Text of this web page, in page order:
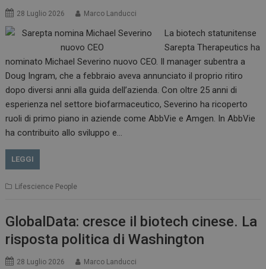
28 Luglio 2026 Marco Landucci
La biotech statunitense
Sarepta Therapeutics ha
nominato Michael Severino nuovo CEO. Il manager subentra a
Doug Ingram, che a febbraio aveva annunciato il proprio ritiro
dopo diversi anni alla guida dell’azienda. Con oltre 25 anni di
esperienza nel settore biofarmaceutico, Severino ha ricoperto
ruoli di primo piano in aziende come AbbVie e Amgen. In AbbVie
ha contribuito allo sviluppo e…
LEGGI
Lifescience People
GlobalData: cresce il biotech cinese. La
risposta politica di Washington
28 Luglio 2026 Marco Landucci